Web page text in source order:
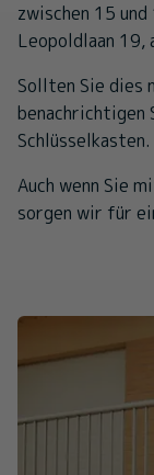
zwischen 15 und
Leopoldlaan 19,
Sollten Sie dies
benachrichtigen
Schlüsselkasten.
Auch wenn Sie
sorgen wir für